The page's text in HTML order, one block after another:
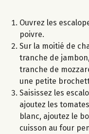
Ouvrez les
poivre.
Sur la moitié de
tranche de
tranche de
une petite
Saisissez les
ajoutez les
blanc, ajoutez le
cuisson au four